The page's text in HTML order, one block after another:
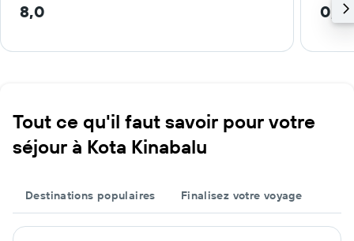
8,0 0,5
Tout ce qu'il faut savoir pour votre
séjour à Kota Kinabalu
Destinations populaires Finalisez votre voyage